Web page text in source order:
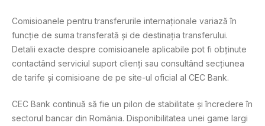
Comisioanele pentru transferurile internaționale variază în
funcție de suma transferată și de destinația transferului.
Detalii exacte despre comisioanele aplicabile pot fi obținute
contactând serviciul suport clienți sau consultând secțiunea
de tarife și comisioane de pe site-ul oficial al CEC Bank.
CEC Bank continuă să fie un pilon de stabilitate și încredere în
sectorul bancar din România. Disponibilitatea unei game largi